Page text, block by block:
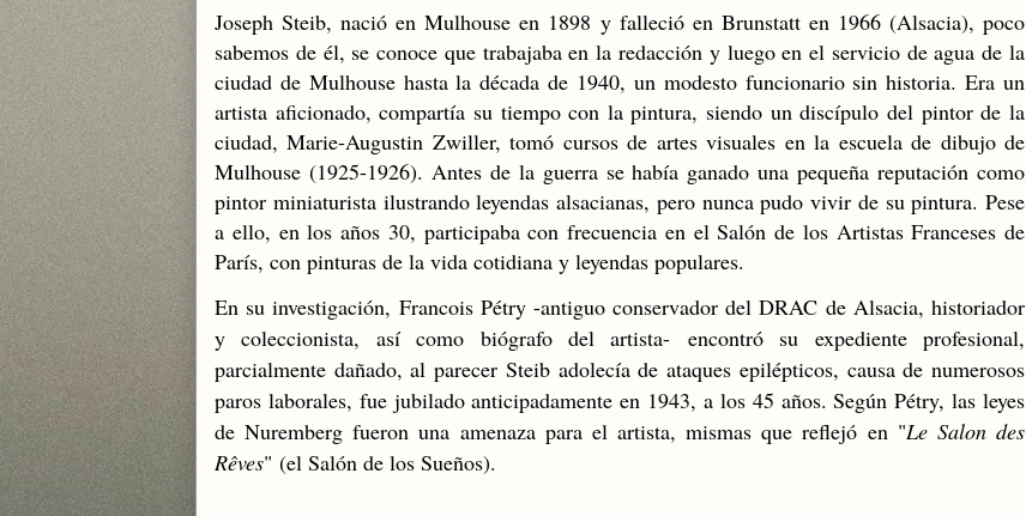
Joseph Steib, nació en Mulhouse en 1898 y falleció en Brunstatt en 1966 (Alsacia), poco
sabemos de él, se conoce que trabajaba en la redacción y luego en el servicio de agua de la
ciudad de Mulhouse hasta la década de 1940, un modesto funcionario sin historia. Era un
artista aficionado, compartía su tiempo con la pintura, siendo un discípulo del pintor de la
ciudad, Marie-Augustin Zwiller, tomó cursos de artes visuales en la escuela de dibujo de
Mulhouse (1925-1926). Antes de la guerra se había ganado una pequeña reputación como
pintor miniaturista ilustrando leyendas alsacianas, pero nunca pudo vivir de su pintura. Pese
a ello, en los años 30, participaba con frecuencia en el Salón de los Artistas Franceses de
París, con pinturas de la vida cotidiana y leyendas populares.
En su investigación, Francois Pétry -antiguo conservador del DRAC de Alsacia, historiador
y coleccionista, así como biógrafo del artista- encontró su expediente profesional,
parcialmente dañado, al parecer Steib adolecía de ataques epilépticos, causa de numerosos
paros laborales, fue jubilado anticipadamente en 1943, a los 45 años. Según Pétry, las leyes
de Nuremberg fueron una amenaza para el artista, mismas que reflejó en "Le Salon des
Rêves" (el Salón de los Sueños).